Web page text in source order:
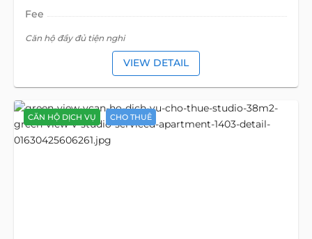
Fee
Căn hộ đầy đủ tiện nghi
VIEW DETAIL
CĂN HỘ DỊCH VỤ CHO THUÊ